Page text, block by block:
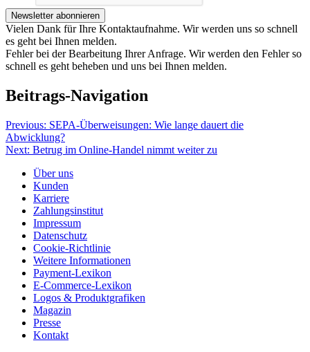
Newsletter abonnieren
Vielen Dank für Ihre Kontaktaufnahme. Wir werden uns so schnell
es geht bei Ihnen melden.
Fehler bei der Bearbeitung Ihrer Anfrage. Wir werden den Fehler so
schnell es geht beheben und uns bei Ihnen melden.
Beitrags-Navigation
Previous: SEPA-Überweisungen: Wie lange dauert die
Abwicklung?
Next: Betrug im Online-Handel nimmt weiter zu
Über uns
Kunden
Karriere
Zahlungsinstitut
Impressum
Datenschutz
Cookie-Richtlinie
Weitere Informationen
Payment-Lexikon
E-Commerce-Lexikon
Logos & Produktgrafiken
Magazin
Presse
Kontakt